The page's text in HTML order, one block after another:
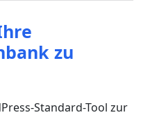
zu
Standard-Tool zur